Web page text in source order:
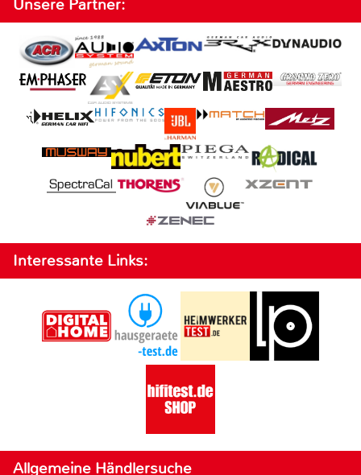
Unsere Partner:
Interessante Links:
Allgemeine Händlersuche